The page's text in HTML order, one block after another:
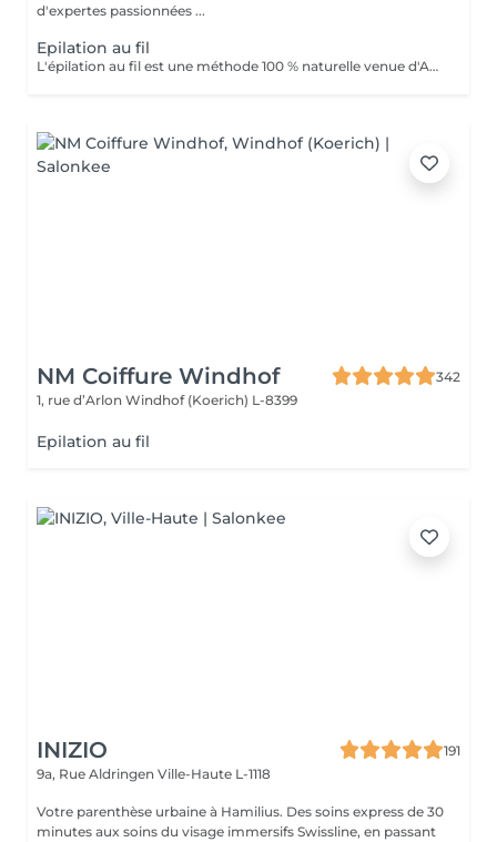
d'expertes passionnées ...
Epilation au fil
L'épilation au fil est une méthode 100 % naturelle venue d'Asie et du Moyen-Orient. Elle consiste à utiliser un fil de coton torsadé pour retirer le poil à la racine avec une grande précision. Idéale pour les zones sensibles du visage (sourcils, lèvre, menton, joues...), cette technique est douce, hygiénique et adaptée à tous les types de peau, même les plus réactives. Le fil permet de dessiner des lignes nettes et parfaitement définies tout en évitant les irritations souvent causées par la cire ou la pince. * Les avantages: Résultat net et précis Repousse plus lente et plus fine Méthode naturelle, sans produit chimique Moins de risque de poils incarnés Convient aux peaux sensibles
NM Coiffure Windhof
342
1, rue d’Arlon Windhof (Koerich) L-8399
Epilation au fil
INIZIO
191
9a, Rue Aldringen Ville-Haute L-1118
Votre parenthèse urbaine à Hamilius. Des soins express de 30
minutes aux soins du visage immersifs Swissline, en passant